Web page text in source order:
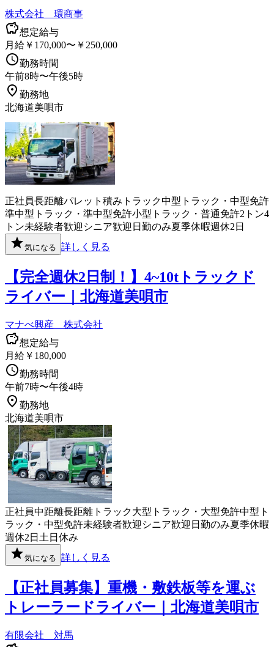
株式会社 環商事
想定給与
月給￥170,000〜￥250,000
勤務時間
午前8時〜午後5時
勤務地
北海道美唄市
正社員長距離パレット積み トラック中型トラック・中型免許
準中型トラック・準中型免許小型トラック・普通免許2トン4
トン未経験者歓迎 シニア歓迎 日勤のみ夏季休暇週休2日
気になる 詳しく見る
【完全週休2日制！】4~10tトラックド
ライバー｜北海道美唄市
マナべ興産 株式会社
想定給与
月給￥180,000
勤務時間
午前7時〜午後4時
勤務地
北海道美唄市
正社員中距離長距離 トラック大型トラック・大型免許中型ト
ラック・中型免許未経験者歓迎 シニア歓迎 日勤のみ夏季休暇
週休2日 土日休み
気になる 詳しく見る
【正社員募集】重機・敷鉄板等を運ぶ
トレーラードライバー｜北海道美唄市
有限会社 対馬